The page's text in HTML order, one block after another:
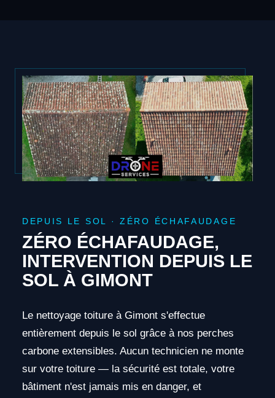
DEPUIS LE SOL · ZÉRO ÉCHAFAUDAGE
ZÉRO ÉCHAFAUDAGE,
INTERVENTION DEPUIS LE
SOL À GIMONT
Le nettoyage toiture à Gimont s'effectue
entièrement depuis le sol grâce à nos perches
carbone extensibles. Aucun technicien ne monte
sur votre toiture — la sécurité est totale, votre
bâtiment n'est jamais mis en danger, et